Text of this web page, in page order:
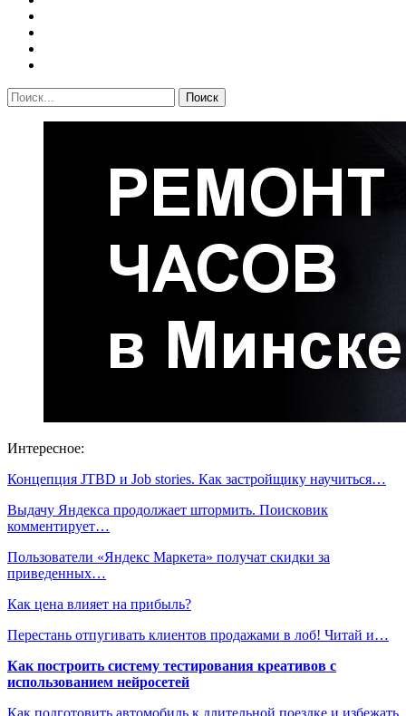
Интересное:
Концепция JTBD и Job stories. Как застройщику научиться…
Выдачу Яндекса продолжает штормить. Поисковик
комментирует…
Пользователи «Яндекс Маркета» получат скидки за
приведенных…
Как цена влияет на прибыль?
Перестань отпугивать клиентов продажами в лоб! Читай и…
Как построить систему тестирования креативов с
использованием нейросетей
Как подготовить автомобиль к длительной поездке и избежать